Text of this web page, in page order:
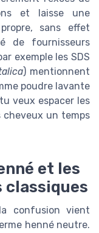
et laisse une
sans effet
de fournisseurs
exemple les SDS
) mentionnent
poudre lavante
veux espacer les
un temps
et les
classiques
confusion vient
henné neutre.